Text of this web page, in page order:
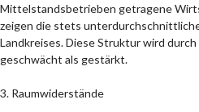
Mittelstandsbetrieben getragene
zeigen die stets
Landkreises. Diese Struktur wird
geschwächt als gestärkt.
3. Raumwiderstände